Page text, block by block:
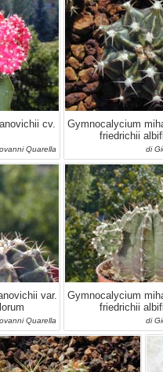
cv.
Quarella
Gymnocalycium
friedrichii
di
var.
Quarella
Gymnocalycium
friedrichii
di